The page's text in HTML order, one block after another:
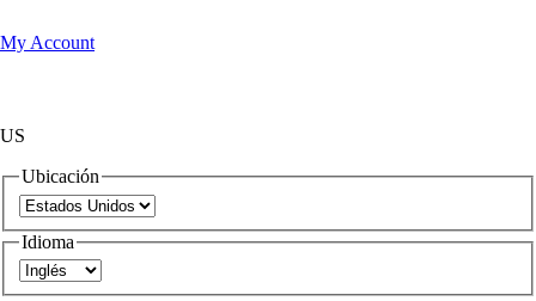
My Account
US
Ubicación
Idioma